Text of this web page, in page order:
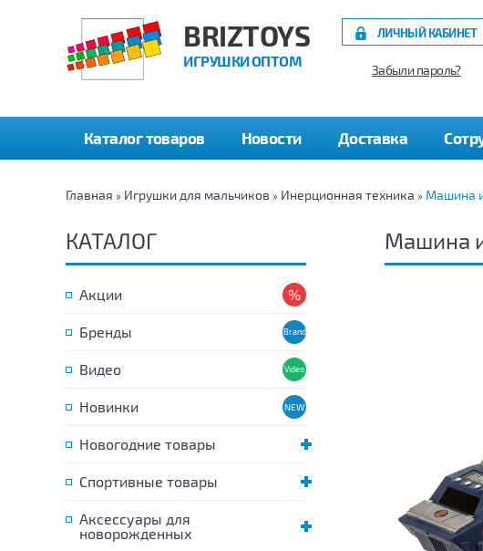
BRIZTOYS
ИГРУШКИ ОПТОМ
ЛИЧНЫЙ КАБИНЕТ
Забыли пароль?
Каталог товаров Новости Доставка
Главная » Игрушки для мальчиков » Инерционная техника » Машина
КАТАЛОГ
Акции
Бренды
Видео
Новинки
Новогодние товары
Спортивные товары
Аксессуары для
новорожденных
Машина